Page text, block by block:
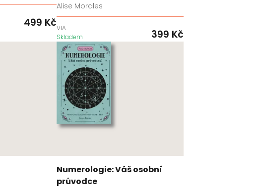
499 Kč
Alise Morales
VIA
Skladem
399 Kč
Numerologie: Váš osobní
průvodce